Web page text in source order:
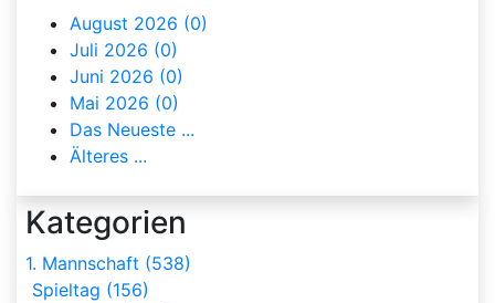
August 2026 (0)
Juli 2026 (0)
Juni 2026 (0)
Mai 2026 (0)
Das Neueste ...
Älteres ...
Kategorien
1. Mannschaft (538)
Spieltag (156)